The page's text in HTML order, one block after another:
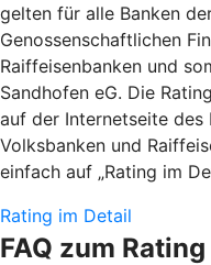
gelten für alle Banken
Genossenschaftlichen
Raiffeisenbanken und
Sandhofen eG. Die
auf der Internetseite des
Volksbanken und
einfach auf „Rating im
Rating im Detail
FAQ zum Rating